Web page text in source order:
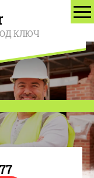
КЛЮЧ